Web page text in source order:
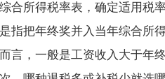
合所得税率表，确定适用税
指把年终奖并入当年综合所
言，一般是工资收入大于年